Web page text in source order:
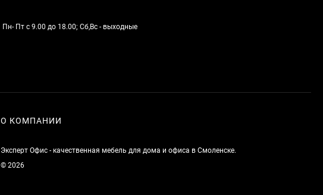
Пн- Пт с 9.00 до 18.00; Сб,Вс - выходные
О КОМПАНИИ
Эксперт Офис - качественная мебель для дома и офиса в Смоленске.
© 2026